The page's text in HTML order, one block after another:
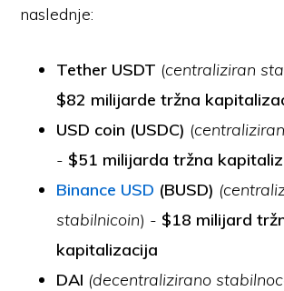
naslednje:
Tether USDT (centraliziran
$82 milijarde tržna
USD coin (USDC) (
- $51 milijarda tržna
Binance USD (BUSD)
stabilnicoin) - $18 milijard
kapitalizacija
DAI (decentralizirano